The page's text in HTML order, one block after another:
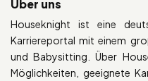
Über uns
Houseknight ist eine
Karriereportal mit einem
und Babysitting. Über
Möglichkeiten, geeignete